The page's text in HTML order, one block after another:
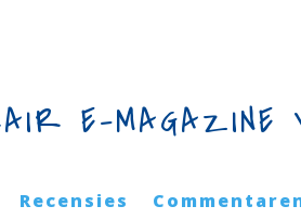
E-MAGAZINE
Recensies